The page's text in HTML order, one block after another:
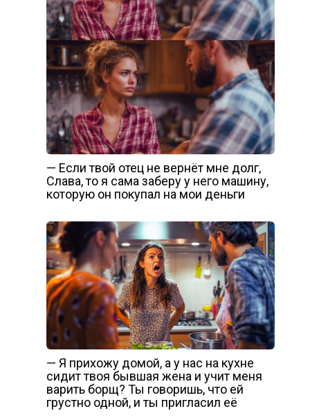
— Если твой отец не вернёт мне долг,
Слава, то я сама заберу у него машину,
которую он покупал на мои деньги
— Я прихожу домой, а у нас на кухне
сидит твоя бывшая жена и учит меня
варить борщ? Ты говоришь, что ей
грустно одной, и ты пригласил её